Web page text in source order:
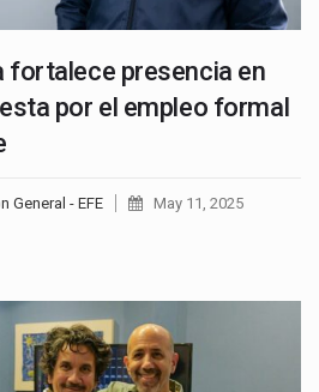
fortalece presencia en
por el empleo formal
General - EFE May 11, 2025